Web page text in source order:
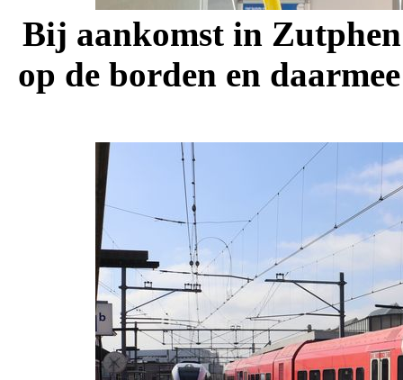
Bij aankomst in
op de borden en